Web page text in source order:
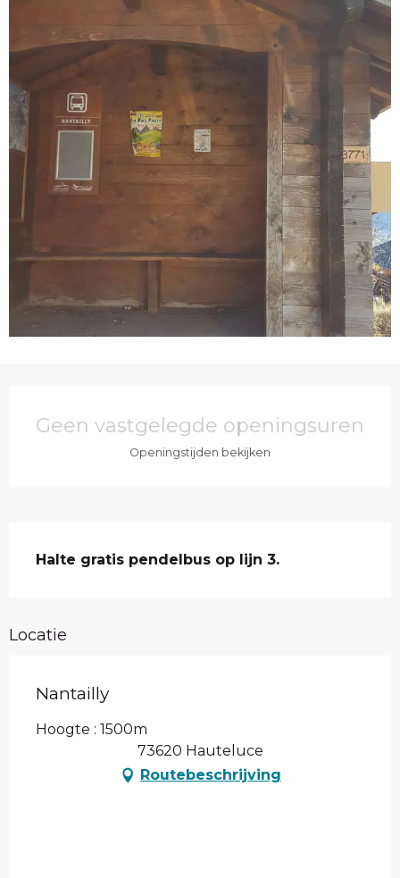
Geen vastgelegde openingsuren
Openingstijden bekijken
Halte gratis pendelbus op lijn 3.
Locatie
Nantailly
Hoogte : 1500m
73620 Hauteluce
Routebeschrijving